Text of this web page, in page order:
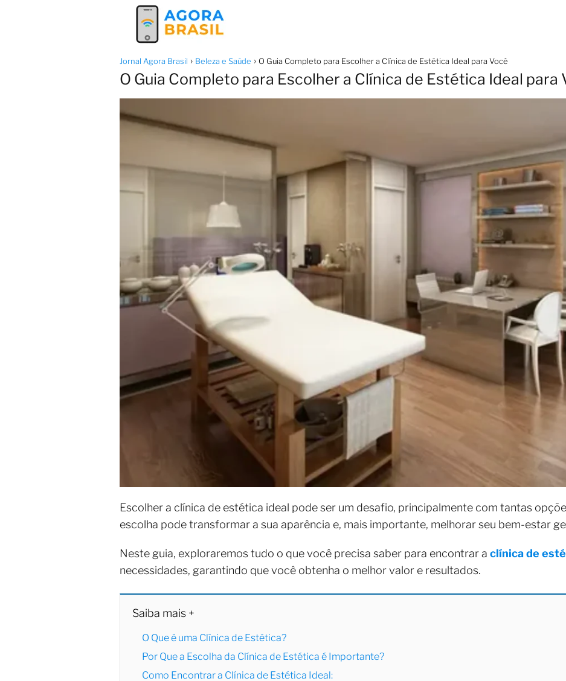
Jornal Agora Brasil Beleza e Saúde O Guia Completo para Escolher a Clínica de Estética Ideal para Você
O Guia Completo para Escolher a Clínica de Estética Ideal para
Escolher a clínica de estética ideal pode ser um desafio, principalmente com tantas
escolha pode transformar a sua aparência e, mais importante, melhorar seu bem-estar
Neste guia, exploraremos tudo o que você precisa saber para encontrar a clínica de
necessidades, garantindo que você obtenha o melhor valor e resultados.
Saiba mais +
O Que é uma Clínica de Estética?
Por Que a Escolha da Clínica de Estética é Importante?
Como Encontrar a Clínica de Estética Ideal: